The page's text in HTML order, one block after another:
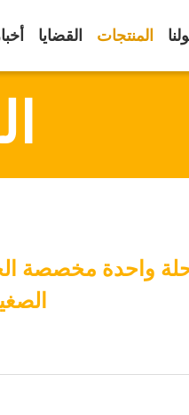
المنتجات القضايا
واحدة مخصصة